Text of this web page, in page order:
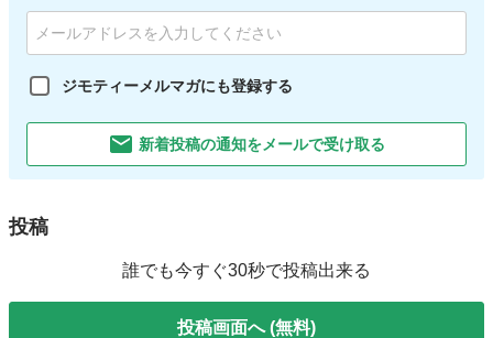
ジモティーメルマガにも登録する
新着投稿の通知をメールで受け取る
投稿
誰でも今すぐ30秒で投稿出来る
投稿画面へ (無料)